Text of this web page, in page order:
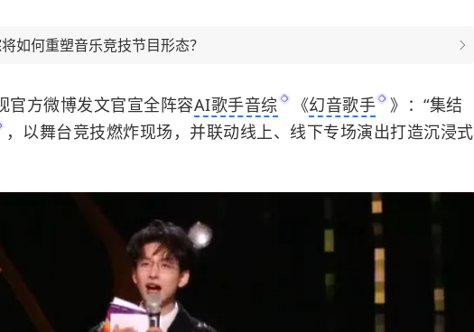
如何重塑音乐竞技节目形态？
官方微博发文官宣全阵容AI歌手音综 《幻音歌手
》：“集结
，以舞台竞技燃炸现场，并联动线上、线下专场演出打造沉浸式